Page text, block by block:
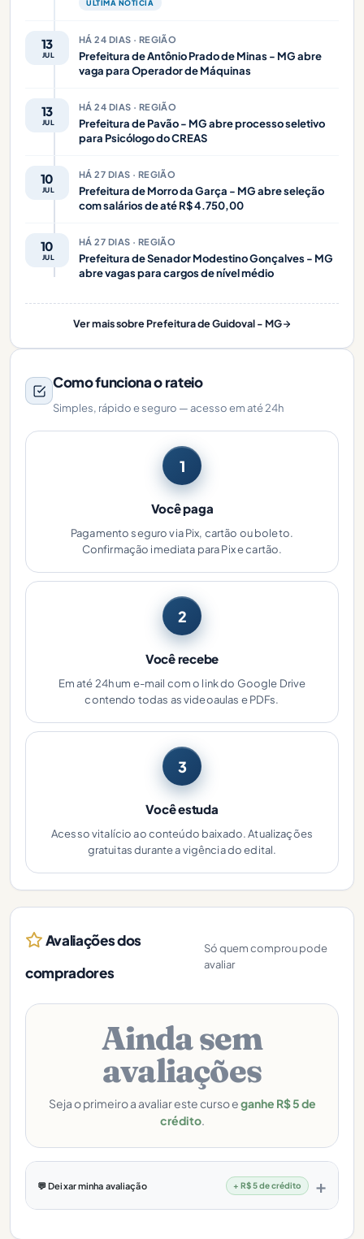
ÚLTIMA NOTÍCIA
13
JUL
HÁ 24 DIAS · REGIÃO
Prefeitura de Antônio Prado de Minas - MG abre
vaga para Operador de Máquinas
13
JUL
HÁ 24 DIAS · REGIÃO
Prefeitura de Pavão - MG abre processo seletivo
para Psicólogo do CREAS
10
JUL
HÁ 27 DIAS · REGIÃO
Prefeitura de Morro da Garça - MG abre seleção
com salários de até R$ 4.750,00
10
JUL
HÁ 27 DIAS · REGIÃO
Prefeitura de Senador Modestino Gonçalves - MG
abre vagas para cargos de nível médio
Ver mais sobre Prefeitura de Guidoval - MG
Como funciona o rateio
Simples, rápido e seguro — acesso em até 24h
1
Você paga
Pagamento seguro via Pix, cartão ou boleto.
Confirmação imediata para Pix e cartão.
2
Você recebe
Em até 24h um e-mail com o link do Google Drive
contendo todas as videoaulas e PDFs.
3
Você estuda
Acesso vitalício ao conteúdo baixado. Atualizações
gratuitas durante a vigência do edital.
Avaliações dos
compradores
Só quem comprou pode
avaliar
Ainda sem
avaliações
Seja o primeiro a avaliar este curso eganhe R$ 5 de
crédito.
💬 Deixar minha avaliação + R$ 5 de crédito